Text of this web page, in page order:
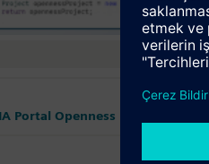
Portal Openness Programming 1